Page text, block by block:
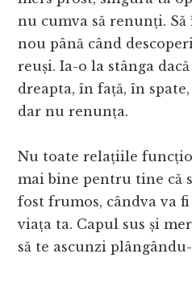
nu cumva să renunți.
nou până când
reuși. Ia-o la stânga
dreapta, în față, în
dar nu renunța.
Nu toate relațiile
mai bine pentru tine că
fost frumos, cândva va
viața ta. Capul sus și
să te ascunzi